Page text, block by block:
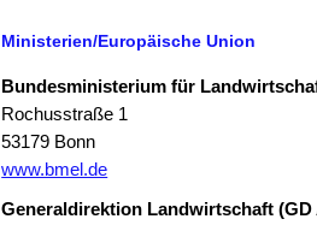
Ministerien/Europäische Union
Bundesministerium für
Rochusstraße 1
53179 Bonn
www.bmel.de
Generaldirektion Landwirtschaft